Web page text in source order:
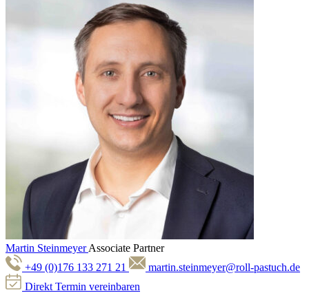
Martin SteinmeyerAssociate Partner
+49 (0)176 133 271 21
martin.steinmeyer@roll-pastuch.de
Direkt Termin vereinbaren